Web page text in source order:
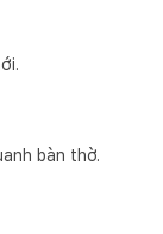
bàn thờ.